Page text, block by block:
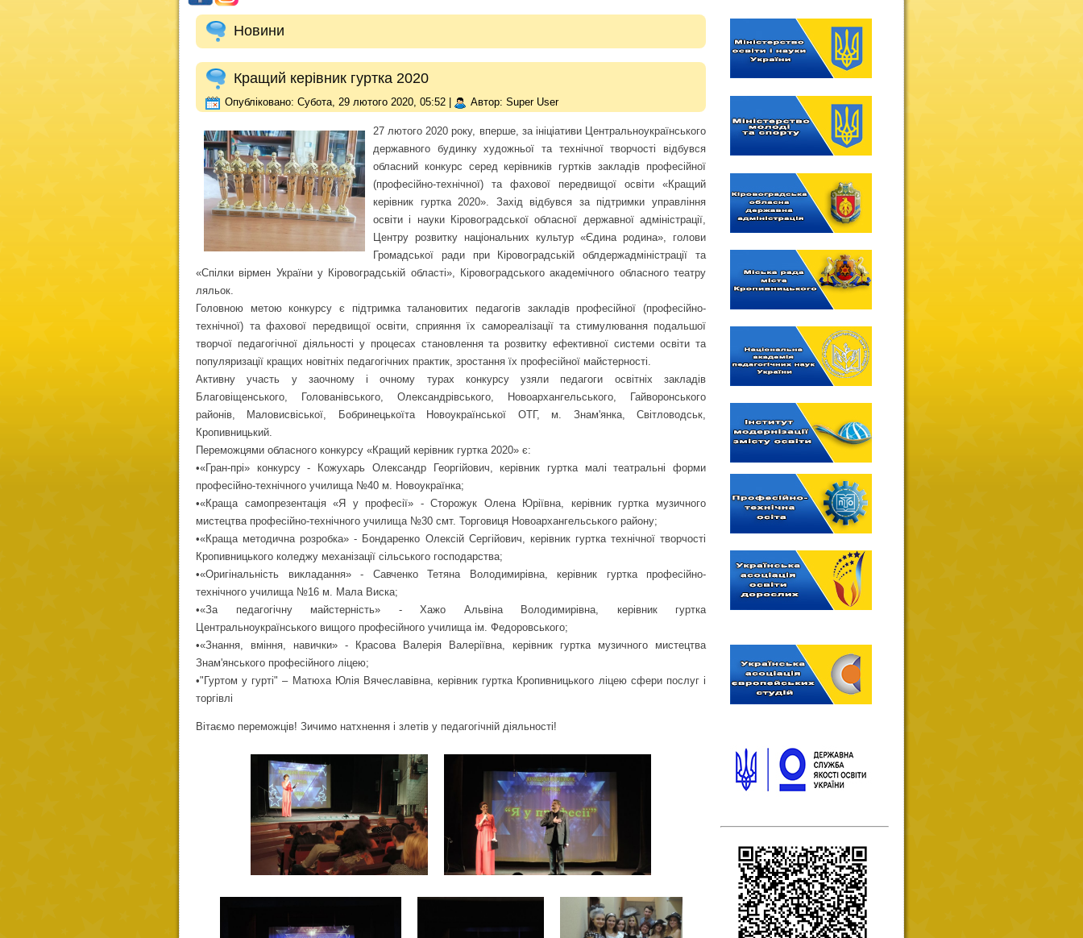
Новини
Кращий керівник гуртка 2020
Опубліковано: Субота, 29 лютого 2020, 05:52 Автор: Super User
27 лютого 2020 року, вперше, за ініціативи Центральноукраїнського
державного будинку художньої та технічної творчості відбувся
обласний конкурс серед керівників гуртків закладів професійної
(професійно-технічної) та фахової передвищої освіти «Кращий
керівник гуртка 2020». Захід відбувся за підтримки управління
освіти і науки Кіровоградської обласної державної адміністрації,
Центру розвитку національних культур «Єдина родина», голови
Громадської ради при Кіровоградській облдержадміністрації та
«Спілки вірмен України у Кіровоградській області», Кіровоградського академічного обласного театру
ляльок.
Головною метою конкурсу є підтримка талановитих педагогів закладів професійної (професійно-
технічної) та фахової передвищої освіти, сприяння їх самореалізації та стимулювання подальшої
творчої педагогічної діяльності у процесах становлення та розвитку ефективної системи освіти та
популяризації кращих новітніх педагогічних практик, зростання їх професійної майстерності.
Активну участь у заочному і очному турах конкурсу узяли педагоги освітніх закладів
Благовіщенського, Голованівського, Олександрівського, Новоархангельського, Гайворонського
районів, Маловисвіської, Бобринецькоїта Новоукраїнської ОТГ, м. Знам'янка, Світловодськ,
Кропивницький.
Переможцями обласного конкурсу «Кращий керівник гуртка 2020» є:
•«Гран-прі» конкурсу - Кожухарь Олександр Георгійович, керівник гуртка малі театральні форми
професійно-технічного училища №40 м. Новоукраїнка;
•«Краща самопрезентація «Я у професії» - Сторожук Олена Юріївна, керівник гуртка музичного
мистецтва професійно-технічного училища №30 смт. Торговиця Новоархангельського району;
•«Краща методична розробка» - Бондаренко Олексій Сергійович, керівник гуртка технічної творчості
Кропивницького коледжу механізації сільського господарства;
•«Оригінальність викладання» - Савченко Тетяна Володимирівна, керівник гуртка професійно-
технічного училища №16 м. Мала Виска;
•«За педагогічну майстерність» - Хажо Альвіна Володимирівна, керівник гуртка
Центральноукраїнського вищого професійного училища ім. Федоровського;
•«Знання, вміння, навички» - Красова Валерія Валеріївна, керівник гуртка музичного мистецтва
Знам'янського професійного ліцею;
•"Гуртом у гурті" – Матюха Юлія Вячеславівна, керівник гуртка Кропивницького ліцею сфери послуг і
торгівлі
Вітаємо переможців! Зичимо натхнення і злетів у педагогічній діяльності!